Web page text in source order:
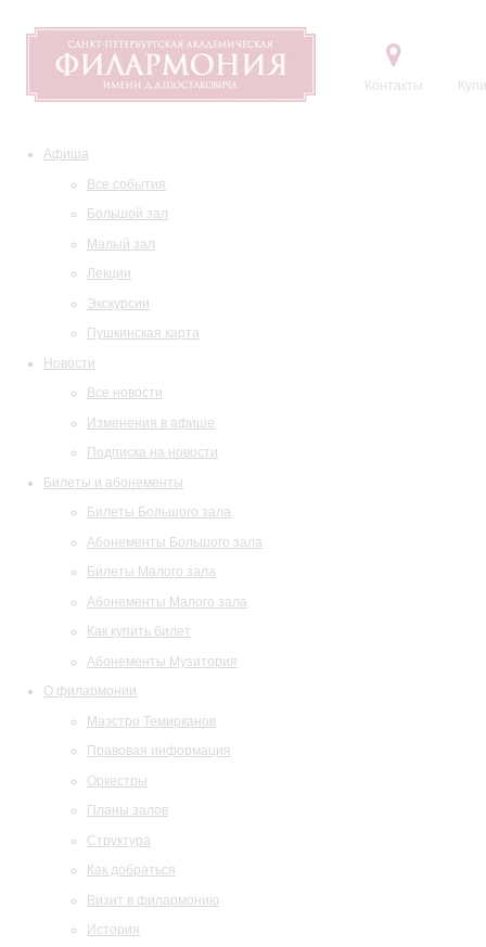
Контакты
Афиша
Все события
Большой зал
Малый зал
Лекции
Экскурсии
Пушкинская карта
Новости
Все новости
Изменения в афише
Подписка на новости
Билеты и абонементы
Билеты Большого зала
Абонементы Большого зала
Билеты Малого зала
Абонементы Малого зала
Как купить билет
Абонементы Музитория
О филармонии
Маэстро Темирканов
Правовая информация
Оркестры
Планы залов
Структура
Как добраться
Визит в филармонию
История